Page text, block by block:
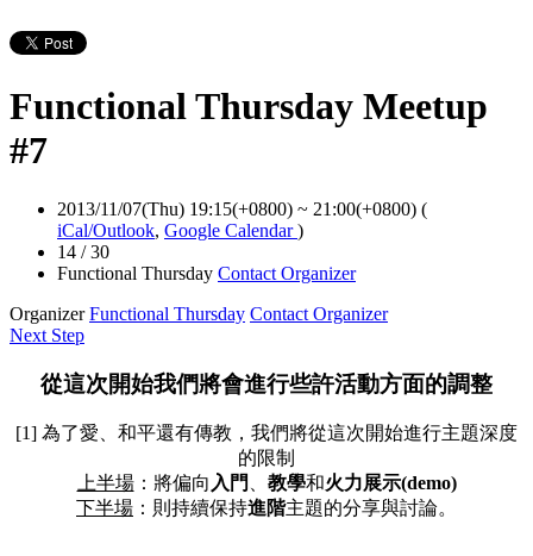
Functional Thursday Meetup
#7
2013/11/07(Thu) 19:15(+0800) ~ 21:00(+0800) (
iCal/Outlook, Google Calendar)
14 / 30
Functional Thursday Contact Organizer
OrganizerFunctional Thursday Contact Organizer
Next Step
從這次開始我們將會進行些許活動方面的調整
[1] 為了愛、和平還有傳教，我們將從這次開始進行主題深度
的限制
上半場：將偏向 入門 教學和火力展示(demo)
下半場 ：則持續保持進階主題的分享與討論。